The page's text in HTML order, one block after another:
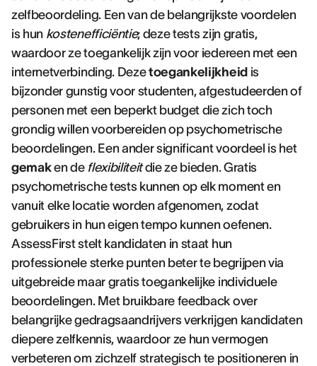
zelfbeoordeling. Een van de belangrijkste voordelen
is hun kostenefficiëntie; deze tests zijn gratis,
waardoor ze toegankelijk zijn voor iedereen met een
internetverbinding. Dezetoegankelijkheid is
bijzonder gunstig voor studenten, afgestudeerden of
personen met een beperkt budget die zich toch
grondig willen voorbereiden op psychometrische
beoordelingen. Een ander significant voordeel is het
gemaken de flexibiliteitdie ze bieden. Gratis
psychometrische tests kunnen op elk moment en
vanuit elke locatie worden afgenomen, zodat
gebruikers in hun eigen tempo kunnen oefenen.
AssessFirst stelt kandidaten in staat hun
professionele sterke punten beter te begrijpen via
uitgebreide maar gratis toegankelijke individuele
beoordelingen. Met bruikbare feedback over
belangrijke gedragsaandrijvers verkrijgen kandidaten
diepere zelfkennis, waardoor ze hun vermogen
verbeteren om zichzelf strategisch te positioneren in